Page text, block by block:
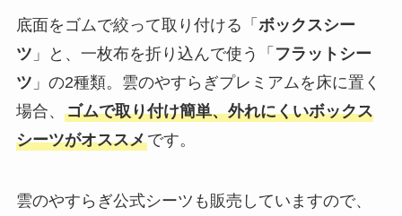
底面をゴムで絞って取り付ける「 ボックスシー
ツ 」と、一枚布を折り込んで使う「 フラットシー
ツ 」の2種類。雲のやすらぎプレミアムを床に置く
場合、 ゴムで取り付け簡単、外れにくいボックス
シーツがオススメです。
雲のやすらぎ公式シーツも販売していますので、